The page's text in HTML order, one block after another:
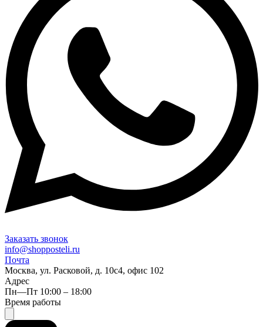
Заказать звонок
info@shopposteli.ru
Почта
Москва, ул. Расковой, д. 10с4, офис 102
Адрес
Пн—Пт 10:00 – 18:00
Время работы